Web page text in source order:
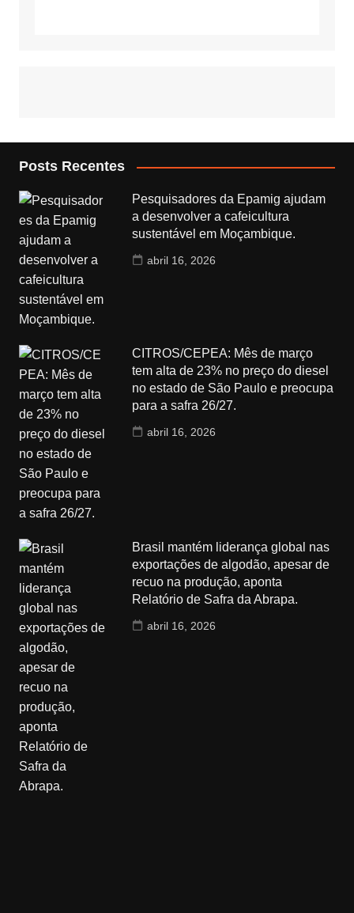
Posts Recentes
Pesquisadores da Epamig ajudam
a desenvolver a cafeicultura
sustentável em Moçambique.
abril 16, 2026
CITROS/CEPEA: Mês de março
tem alta de 23% no preço do diesel
no estado de São Paulo e preocupa
para a safra 26/27.
abril 16, 2026
Brasil mantém liderança global nas
exportações de algodão, apesar de
recuo na produção, aponta
Relatório de Safra da Abrapa.
abril 16, 2026